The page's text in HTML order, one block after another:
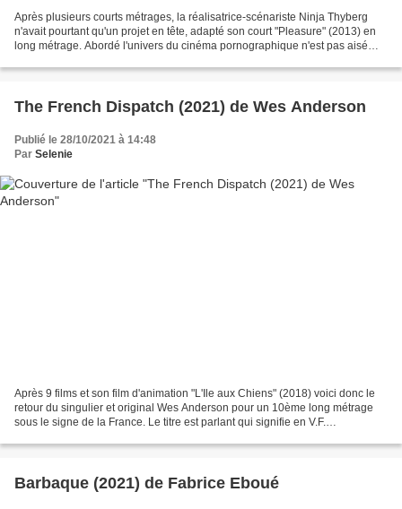
Après plusieurs courts métrages, la réalisatrice-scénariste Ninja Thyberg
n'avait pourtant qu'un projet en tête, adapté son court "Pleasure" (2013) en
long métrage. Abordé l'univers du cinéma pornographique n'est pas aisé
The French Dispatch (2021) de Wes Anderson
Publié le 28/10/2021 à 14:48
Par Selenie
Après 9 films et son film d'animation "L'Ile aux Chiens" (2018) voici donc le
retour du singulier et original Wes Anderson pour un 10ème long métrage
sous le signe de la France. Le titre est parlant qui signifie en V.F.
Barbaque (2021) de Fabrice Eboué